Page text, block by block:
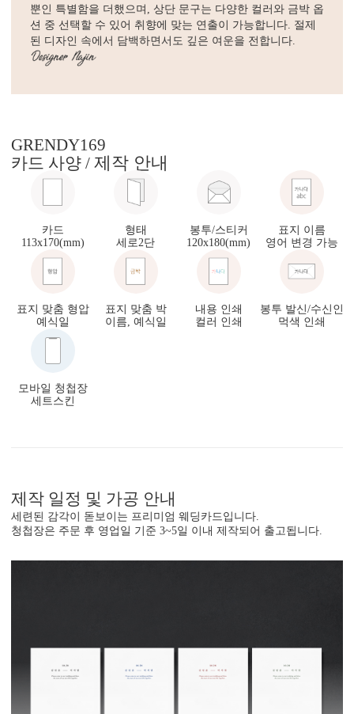
뿐인 특별함을 더했으며, 상단 문구는 다양한 컬러와 금박 옵
션 중 선택할 수 있어 취향에 맞는 연출이 가능합니다. 절제
된 디자인 속에서 담백하면서도 깊은 여운을 전합니다.
GRENDY169
카드 사양 / 제작 안내
카드
113x170(mm)
형태
세로2단
봉투/스티커
120x180(mm)
표지 이름
영어 변경 가능
표지 맞춤 형압
예식일
표지 맞춤 박
이름, 예식일
내용 인쇄
컬러 인쇄
봉투 발신/수신인
먹색 인쇄
모바일 청첩장
세트스킨
제작 일정 및 가공 안내
세련된 감각이 돋보이는 프리미엄 웨딩카드입니다.
청첩장은 주문 후 영업일 기준 3~5일 이내 제작되어 출고됩니다.